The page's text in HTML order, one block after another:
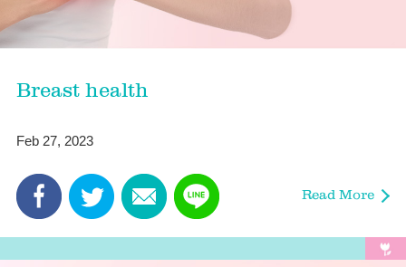
Breast health
Feb 27, 2023